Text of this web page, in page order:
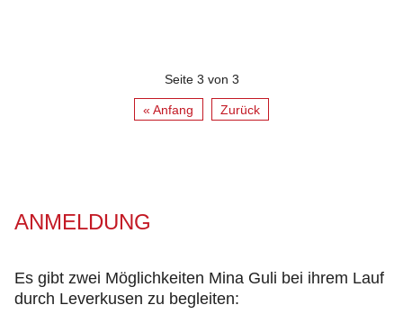
Seite 3 von 3
« Anfang Zurück
ANMELDUNG
Es gibt zwei Möglichkeiten Mina Guli bei ihrem Lauf
durch Leverkusen zu begleiten: